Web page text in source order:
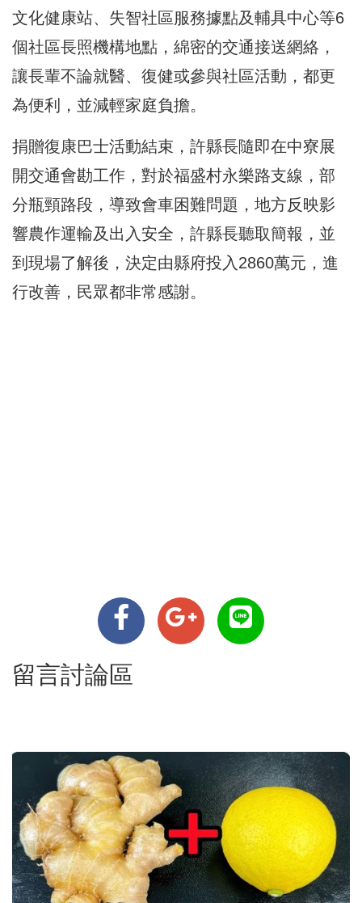
文化健康站、失智社區服務據點及輔具中心等6
個社區長照機構地點，綿密的交通接送網絡，
讓長輩不論就醫、復健或參與社區活動，都更
為便利，並減輕家庭負擔。
捐贈復康巴士活動結束，許縣長隨即在中寮展
開交通會勘工作，對於福盛村永樂路支線，部
分瓶頸路段，導致會車困難問題，地方反映影
響農作運輸及出入安全，許縣長聽取簡報，並
到現場了解後，決定由縣府投入2860萬元，進
行改善，民眾都非常感謝。
留言討論區